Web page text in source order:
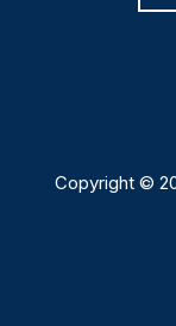
Copyright ©